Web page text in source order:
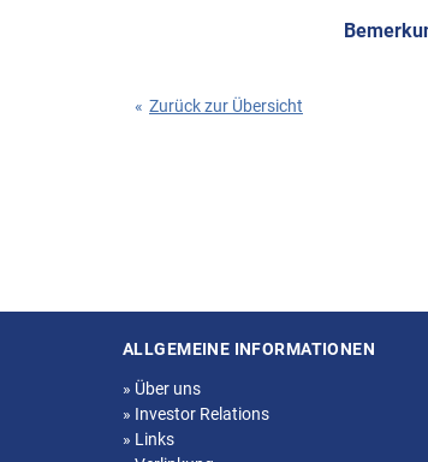
« Zurück zur Übersicht
Seitenstruktur
ALLGEMEINE INFORMATIONEN
» Über uns
» Investor Relations
» Links